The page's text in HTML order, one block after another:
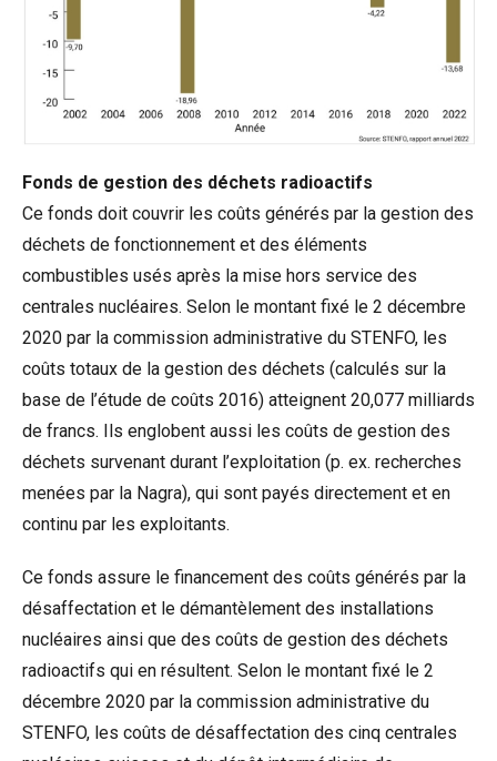
Fonds de gestion des déchets radioactifs
Ce fonds doit couvrir les coûts générés par la gestion des
déchets de fonctionnement et des éléments
combustibles usés après la mise hors service des
centrales nucléaires. Selon le montant fixé le 2 décembre
2020 par la commission administrative du STENFO, les
coûts totaux de la gestion des déchets (calculés sur la
base de l’étude de coûts 2016) atteignent 20,077 milliards
de francs. Ils englobent aussi les coûts de gestion des
déchets survenant durant l’exploitation (p. ex. recherches
menées par la Nagra), qui sont payés directement et en
continu par les exploitants.
Ce fonds assure le financement des coûts générés par la
désaffectation et le démantèlement des installations
nucléaires ainsi que des coûts de gestion des déchets
radioactifs qui en résultent. Selon le montant fixé le 2
décembre 2020 par la commission administrative du
STENFO, les coûts de désaffectation des cinq centrales